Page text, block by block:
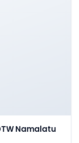
Namalatu